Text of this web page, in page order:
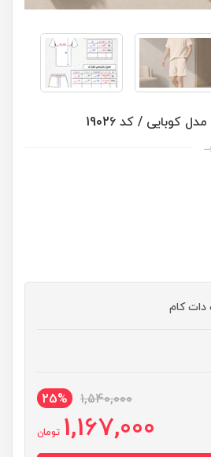
/ کد 19026
دات کام
1,540,000
25%
1,167,000 تومان